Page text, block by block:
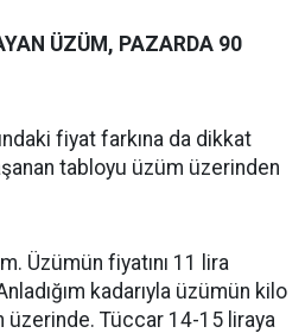
ÜZÜM, PAZARDA 90
fiyat farkına da dikkat
tabloyu üzüm üzerinden
Üzümün fiyatını 11 lira
kadarıyla üzümün kilo
üzerinde. Tüccar 14-15 liraya